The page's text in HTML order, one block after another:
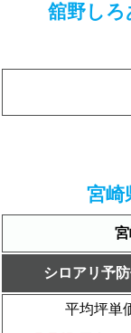
舘野しろ
宮崎
シロアリ予
平均坪単